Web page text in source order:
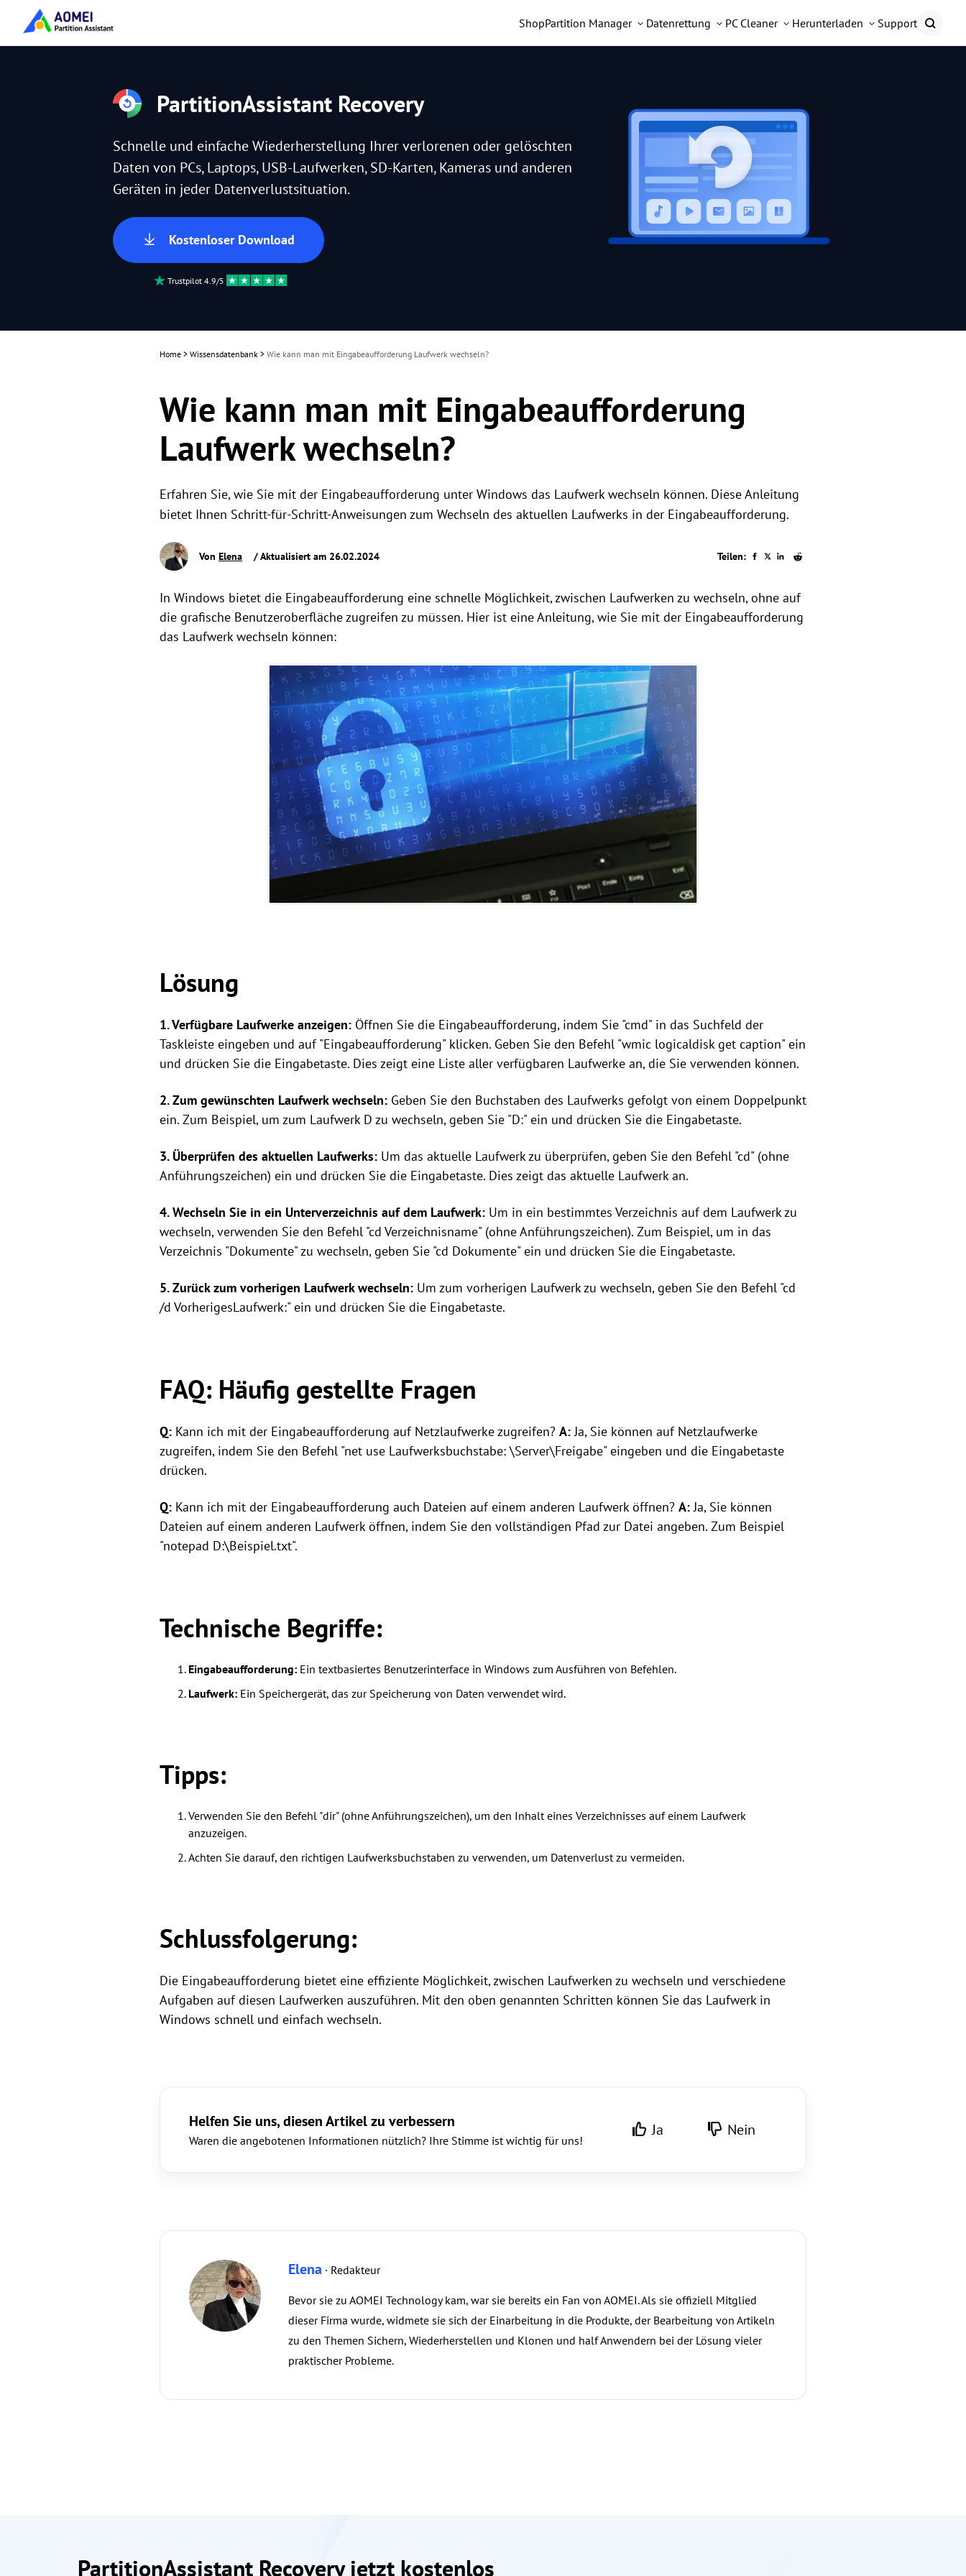
ShopPartition Manager Datenrettung PC Cleaner Herunterladen Support
PartitionAssistant Recovery
Schnelle und einfache Wiederherstellung Ihrer verlorenen oder gelöschten
Daten von PCs, Laptops, USB-Laufwerken, SD-Karten, Kameras und anderen
Geräten in jeder Datenverlustsituation.
Kostenloser Download
Trustpilot 4.9/5
Home > Wissensdatenbank > Wie kann man mit Eingabeaufforderung Laufwerk wechseln?
Wie kann man mit Eingabeaufforderung
Laufwerk wechseln?
Erfahren Sie, wie Sie mit der Eingabeaufforderung unter Windows das Laufwerk wechseln können. Diese Anleitung
bietet Ihnen Schritt-für-Schritt-Anweisungen zum Wechseln des aktuellen Laufwerks in der Eingabeaufforderung.
Von Elena / Aktualisiert am 26.02.2024 Teilen:
In Windows bietet die Eingabeaufforderung eine schnelle Möglichkeit, zwischen Laufwerken zu wechseln, ohne auf
die grafische Benutzeroberfläche zugreifen zu müssen. Hier ist eine Anleitung, wie Sie mit der Eingabeaufforderung
das Laufwerk wechseln können:
Lösung
1. Verfügbare Laufwerke anzeigen: Öffnen Sie die Eingabeaufforderung, indem Sie "cmd" in das Suchfeld der
Taskleiste eingeben und auf "Eingabeaufforderung" klicken. Geben Sie den Befehl "wmic logicaldisk get caption" ein
und drücken Sie die Eingabetaste. Dies zeigt eine Liste aller verfügbaren Laufwerke an, die Sie verwenden können.
2. Zum gewünschten Laufwerk wechseln: Geben Sie den Buchstaben des Laufwerks gefolgt von einem Doppelpunkt
ein. Zum Beispiel, um zum Laufwerk D zu wechseln, geben Sie "D:" ein und drücken Sie die Eingabetaste.
3. Überprüfen des aktuellen Laufwerks: Um das aktuelle Laufwerk zu überprüfen, geben Sie den Befehl "cd" (ohne
Anführungszeichen) ein und drücken Sie die Eingabetaste. Dies zeigt das aktuelle Laufwerk an.
4. Wechseln Sie in ein Unterverzeichnis auf dem Laufwerk: Um in ein bestimmtes Verzeichnis auf dem Laufwerk zu
wechseln, verwenden Sie den Befehl "cd Verzeichnisname" (ohne Anführungszeichen). Zum Beispiel, um in das
Verzeichnis "Dokumente" zu wechseln, geben Sie "cd Dokumente" ein und drücken Sie die Eingabetaste.
5. Zurück zum vorherigen Laufwerk wechseln: Um zum vorherigen Laufwerk zu wechseln, geben Sie den Befehl "cd
/d VorherigesLaufwerk:" ein und drücken Sie die Eingabetaste.
FAQ: Häufig gestellte Fragen
Q: Kann ich mit der Eingabeaufforderung auf Netzlaufwerke zugreifen? A:Ja, Sie können auf Netzlaufwerke
zugreifen, indem Sie den Befehl "net use Laufwerksbuchstabe: \Server\Freigabe" eingeben und die Eingabetaste
drücken.
Q: Kann ich mit der Eingabeaufforderung auch Dateien auf einem anderen Laufwerk öffnen? A:Ja, Sie können
Dateien auf einem anderen Laufwerk öffnen, indem Sie den vollständigen Pfad zur Datei angeben. Zum Beispiel
"notepad D:\Beispiel.txt".
Technische Begriffe:
Eingabeaufforderung: Ein textbasiertes Benutzerinterface in Windows zum Ausführen von Befehlen.
Laufwerk: Ein Speichergerät, das zur Speicherung von Daten verwendet wird.
Tipps:
Verwenden Sie den Befehl "dir" (ohne Anführungszeichen), um den Inhalt eines Verzeichnisses auf einem Laufwerk
anzuzeigen.
Achten Sie darauf, den richtigen Laufwerksbuchstaben zu verwenden, um Datenverlust zu vermeiden.
Schlussfolgerung:
Die Eingabeaufforderung bietet eine effiziente Möglichkeit, zwischen Laufwerken zu wechseln und verschiedene
Aufgaben auf diesen Laufwerken auszuführen. Mit den oben genannten Schritten können Sie das Laufwerk in
Windows schnell und einfach wechseln.
Helfen Sie uns, diesen Artikel zu verbessern
Waren die angebotenen Informationen nützlich? Ihre Stimme ist wichtig für uns!
Ja Nein
Elena · Redakteur
Bevor sie zu AOMEI Technology kam, war sie bereits ein Fan von AOMEI. Als sie offiziell Mitglied
dieser Firma wurde, widmete sie sich der Einarbeitung in die Produkte, der Bearbeitung von Artikeln
zu den Themen Sichern, Wiederherstellen und Klonen und half Anwendern bei der Lösung vieler
praktischer Probleme.
PartitionAssistant Recovery jetzt kostenlos